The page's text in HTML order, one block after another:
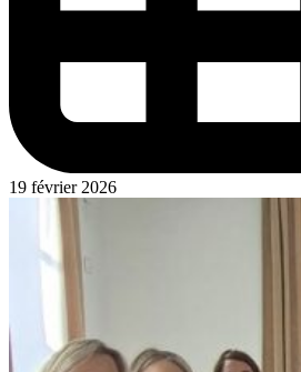
19 février 2026